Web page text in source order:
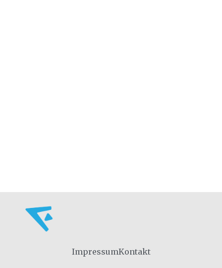
ImpressumKontakt